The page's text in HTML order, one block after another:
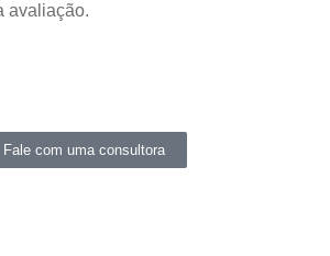
avaliação.
Fale com uma consultora